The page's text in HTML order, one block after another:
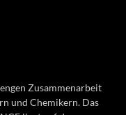
Zusammenarbeit
und Chemikern. Das